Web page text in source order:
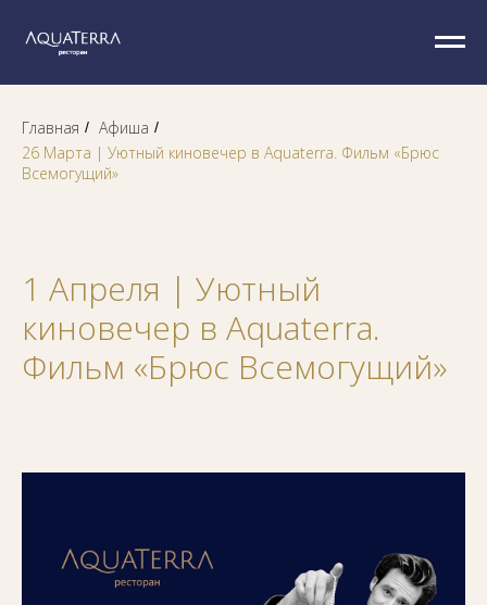
Главная / Афиша /
26 Марта | Уютный киновечер в Aquaterra. Фильм «Брюс
Всемогущий»
1 Апреля | Уютный
киновечер в Aquaterra.
Фильм «Брюс Всемогущий»